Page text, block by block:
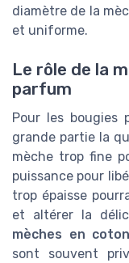
diamètre de la
et uniforme.
Le rôle de la
parfum
Pour les bougies
grande partie la
mèche trop fine
puissance pour
trop épaisse
et altérer la
mèches en coton
sont souvent